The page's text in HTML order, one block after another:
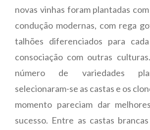
novas vinhas foram plantadas
condução modernas, com rega
talhões diferenciados para
consociação com outras
número de variedades
selecionaram-se as castas e os
momento pareciam dar
sucesso. Entre as castas